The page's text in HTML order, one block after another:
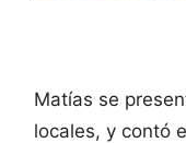
Matías se
locales, y contó